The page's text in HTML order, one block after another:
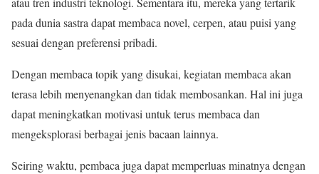
pada dunia sastra dapat membaca novel, cerpen, atau puisi yang
sesuai dengan preferensi pribadi.
Dengan membaca topik yang disukai, kegiatan membaca akan
terasa lebih menyenangkan dan tidak membosankan. Hal ini juga
dapat meningkatkan motivasi untuk terus membaca dan
mengeksplorasi berbagai jenis bacaan lainnya.
Seiring waktu, pembaca juga dapat memperluas minatnya dengan